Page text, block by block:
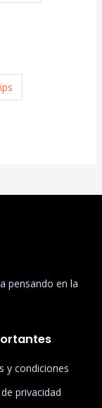
pensando en la
y condiciones
privacidad